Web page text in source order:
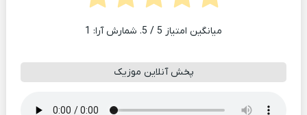
میانگین امتیاز 5 / 5. شمارش آرا: 1
پخش آنلاین موزیک